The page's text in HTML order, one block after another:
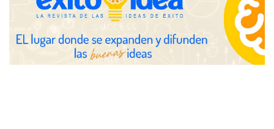
conectando lonjas con establecimientos